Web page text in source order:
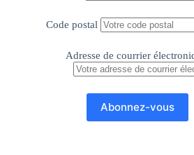
Code postal
Adresse de courrier